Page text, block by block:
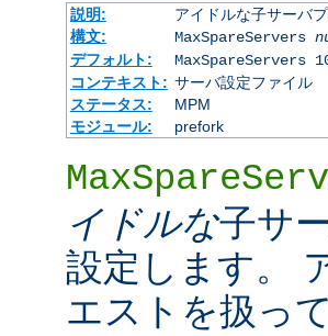
説明:
アイドルな子サーバ
構文:
MaxSpareServers
デフォルト:
MaxSpareServers
コンテキスト: サーバ設定ファイル
ステータス:
MPM
モジュール:
prefork
イドルな子サ
設定します。
エストを扱っ